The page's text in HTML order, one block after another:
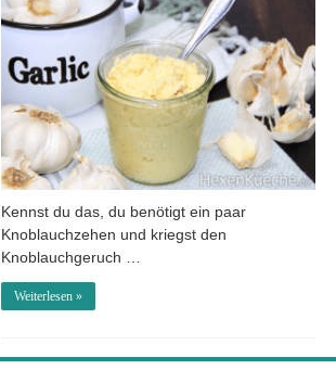
Kennst du das, du benötigt ein paar
Knoblauchzehen und kriegst den
Knoblauchgeruch …
Weiterlesen »